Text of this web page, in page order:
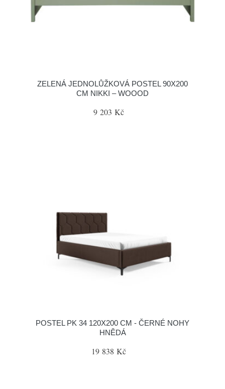
ZELENÁ JEDNOLŮŽKOVÁ POSTEL 90X200
CM NIKKI – WOOOD
9 203 Kč
POSTEL PK 34 120X200 CM - ČERNÉ NOHY
HNĚDÁ
19 838 Kč